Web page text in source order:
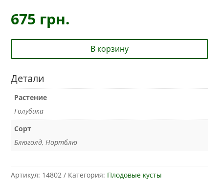
675 грн.
В корзину
Детали
Растение
Голубика
Сорт
Блюголд, Нортблю
Артикул: 14802 Категория: Плодовые кусты